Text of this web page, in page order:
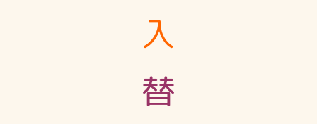
入
替